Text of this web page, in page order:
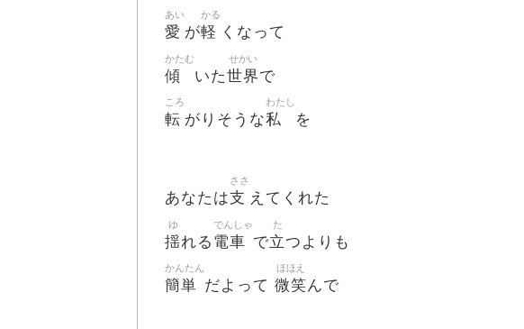
愛
あい
が軽
かる
くなって
傾
かたむ
いた世界
せかい
で
転
ころ
がりそうな私
わたし
を
あなたは支
ささ
えてくれた
揺
ゆ
れる 電車
でんしゃ
で立
た
つよりも
簡単
かんたん
だよって 微笑
ほほえ
んで